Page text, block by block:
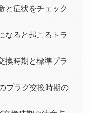
と症状をチェック
なると起こるトラ
換時期と標準プラ
プラグ交換時期の